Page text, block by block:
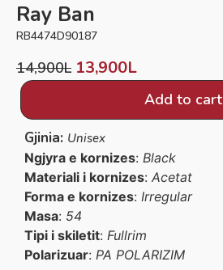
Ray Ban
RB4474D90187
14,900L 13,900L
Add to cart
Gjinia: Unisex
Ngjyra e kornizes: Black
Materiali i kornizes: Acetat
Forma e kornizes: Irregular
Masa: 54
Tipi i skiletit: Fullrim
Polarizuar: PA POLARIZIM